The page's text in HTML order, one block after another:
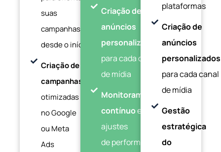
suas
campanhas
desde o início
Criação de
campanhas
otimizadas
no Google
ou Meta
Ads
Criação de
anúncios
personalizados
para cada canal
de mídia
Monitoramento
contínuoe
ajustes
de performance
plataformas
Criação de
anúncios
personalizados
para cada canal
de mídia
Gestão
estratégica
do